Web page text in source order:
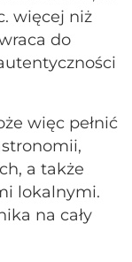
więcej niż
do
więc pełnić
a także
lokalnymi.
na cały